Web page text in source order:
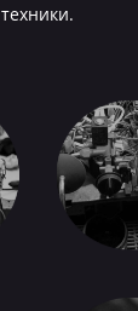
техники.